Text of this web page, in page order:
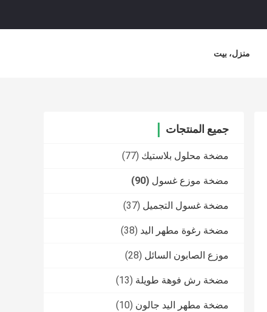
منزل، بيت
جميع المنتجات
مضخة محلول بلاستيك (77)
مضخة موزع غسول (90)
مضخة غسول التجميل (37)
مضخة رغوة مطهر اليد (38)
موزع الصابون السائل (28)
مضخة رش فوهة طويلة (13)
مضخة مطهر اليد جالون (10)